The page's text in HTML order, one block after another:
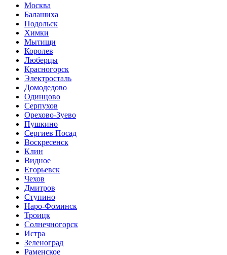
Москва
Балашиха
Подольск
Химки
Мытищи
Королев
Люберцы
Красногорск
Электросталь
Домодедово
Одинцово
Серпухов
Орехово-Зуево
Пушкино
Сергиев Посад
Воскресенск
Клин
Видное
Егорьевск
Чехов
Дмитров
Ступино
Наро-Фоминск
Троицк
Солнечногорск
Истра
Зеленоград
Раменское